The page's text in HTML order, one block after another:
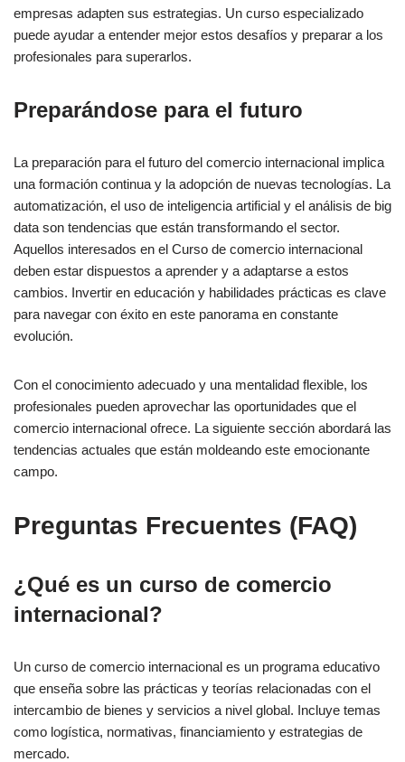
empresas adapten sus estrategias. Un curso especializado
puede ayudar a entender mejor estos desafíos y preparar a los
profesionales para superarlos.
Preparándose para el futuro
La preparación para el futuro del comercio internacional implica
una formación continua y la adopción de nuevas tecnologías. La
automatización, el uso de inteligencia artificial y el análisis de big
data son tendencias que están transformando el sector.
Aquellos interesados en el Curso de comercio internacional
deben estar dispuestos a aprender y a adaptarse a estos
cambios. Invertir en educación y habilidades prácticas es clave
para navegar con éxito en este panorama en constante
evolución.
Con el conocimiento adecuado y una mentalidad flexible, los
profesionales pueden aprovechar las oportunidades que el
comercio internacional ofrece. La siguiente sección abordará las
tendencias actuales que están moldeando este emocionante
campo.
Preguntas Frecuentes (FAQ)
¿Qué es un curso de comercio
internacional?
Un curso de comercio internacional es un programa educativo
que enseña sobre las prácticas y teorías relacionadas con el
intercambio de bienes y servicios a nivel global. Incluye temas
como logística, normativas, financiamiento y estrategias de
mercado.